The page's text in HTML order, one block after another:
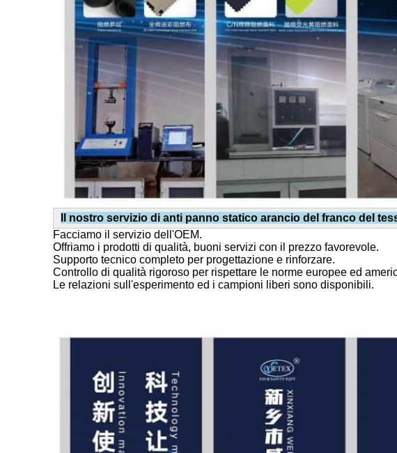
Il nostro servizio di anti panno statico arancio del franco del
Facciamo il servizio dell'OEM.
Offriamo i prodotti di qualità, buoni servizi con il prezzo favorevole.
Supporto tecnico completo per progettazione e rinforzare.
Controllo di qualità rigoroso per rispettare le norme europee ed
Le relazioni sull'esperimento ed i campioni liberi sono disponibili.